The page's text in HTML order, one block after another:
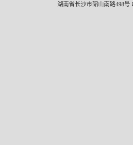
湖南省长沙市韶山南路498号